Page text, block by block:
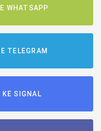
WHATSAPP
TELEGRAM
SIGNAL